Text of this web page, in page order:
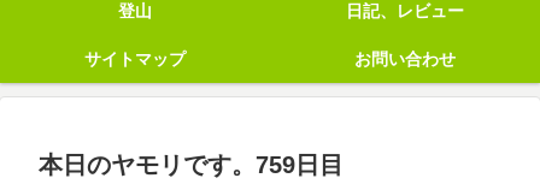
登山 日記、レビュー
サイトマップ お問い合わせ
本日のヤモリです。759日目